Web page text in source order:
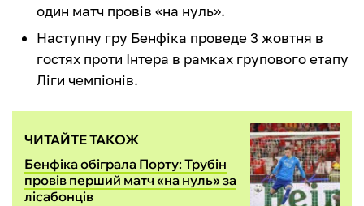
один матч провів «на нуль».
Наступну гру Бенфіка проведе 3 жовтня в
гостях проти Інтера в рамках групового етапу
Ліги чемпіонів.
ЧИТАЙТЕ ТАКОЖ
Бенфіка обіграла Порту: Трубін
провів перший матч «на нуль» за
лісабонців